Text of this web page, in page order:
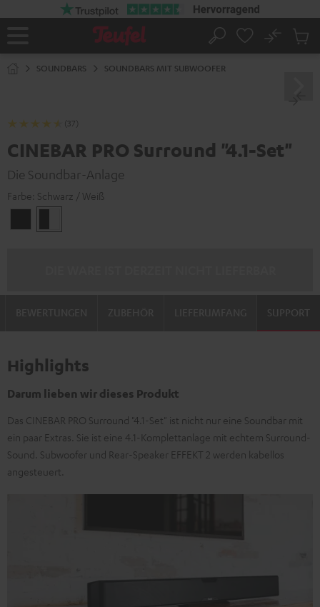
Startseite
Suche
No
SOUNDBARS SOUNDBARS MIT SUBWOOFER
(37)
CINEBAR PRO Surround "4.1-Set"
Die Soundbar-Anlage
Farbe: Schwarz / Weiß
/
SUPPORT
Highlights
Darum lieben wir dieses Produkt
Das CINEBAR PRO Surround "4.1-Set" ist nicht nur eine Soundbar mit
ein paar Extras. Sie ist eine 4.1-Komplettanlage mit echtem Surround-
Sound. Subwoofer und Rear-Speaker EFFEKT 2 werden kabellos
angesteuert.